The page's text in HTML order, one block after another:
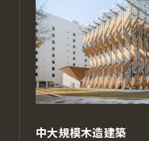
中大規模木造建築